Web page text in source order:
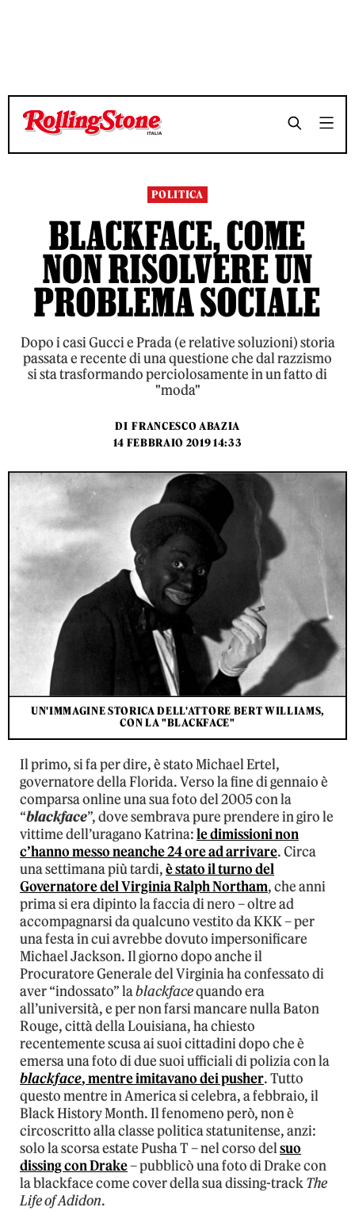
TEMPO DI LETTURA 7 MINUTI SHARE
TEMPO DI LETTURA 7 MINUTI SHARE
POLITICA
BLACKFACE, COME
NON RISOLVERE UN
PROBLEMA SOCIALE
Dopo i casi Gucci e Prada (e relative soluzioni) storia
passata e recente di una questione che dal razzismo
si sta trasformando perciolosamente in un fatto di
"moda"
DI FRANCESCO ABAZIA
14 FEBBRAIO 2019 14:33
UN'IMMAGINE STORICA DELL'ATTORE BERT WILLIAMS,
CON LA "BLACKFACE"
Il primo, si fa per dire, è stato Michael Ertel,
governatore della Florida. Verso la fine di gennaio è
comparsa online una sua foto del 2005 con la
“blackface”, dove sembrava pure prendere in giro le
vittime dell’uragano Katrina:le dimissioni non
c’hanno messo neanche 24 ore ad arrivare. Circa
una settimana più tardi,è stato il turno del
Governatore del Virginia Ralph Northam, che anni
prima si era dipinto la faccia di nero – oltre ad
accompagnarsi da qualcuno vestito da KKK – per
una festa in cui avrebbe dovuto impersonificare
Michael Jackson. Il giorno dopo anche il
Procuratore Generale del Virginia ha confessato di
aver “indossato” lablackfacequando era
all’università, e per non farsi mancare nulla Baton
Rouge, città della Louisiana, ha chiesto
recentemente scusa ai suoi cittadini dopo che è
emersa una foto di due suoi ufficiali di polizia con la
blackface, mentre imitavano dei pusher. Tutto
questo mentre in America si celebra, a febbraio, il
Black History Month. Il fenomeno però, non è
circoscritto alla classe politica statunitense, anzi:
solo la scorsa estate Pusha T – nel corso delsuo
dissing con Drake– pubblicò una foto di Drake con
la blackface come cover della sua dissing-trackThe
Life of Adidon.